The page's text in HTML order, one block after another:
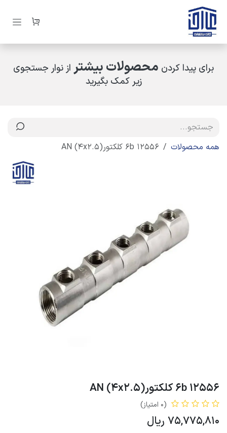
صرف نظر و مشاهده محتوا
برای پیدا کردن محصولات بیشتر از نوار جستجوی
زیر کمک بگیرید
همه محصولات 12556 6b کلکتور(4x2.5) AN
12556 6b کلکتور(4x2.5) AN
(0 امتیاز)
75,775,810 ریال